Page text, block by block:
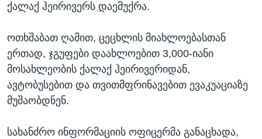
ქალაქ ჰეირივერს დაემუქრა.
ოთხშაბათ ღამით, ცეცხლის მიახლოებასთან
ერთად, ჯგუფები დაახლოებით 3,000-იანი
მოსახლეობის ქალაქ ჰეირივერიდან,
ავტობუსებით და თვითმფრინავებით ევაკუაციაზე
მუშაობდნენ.
სახანძრო ინფორმაციის ოფიცერმა განაცხადა,